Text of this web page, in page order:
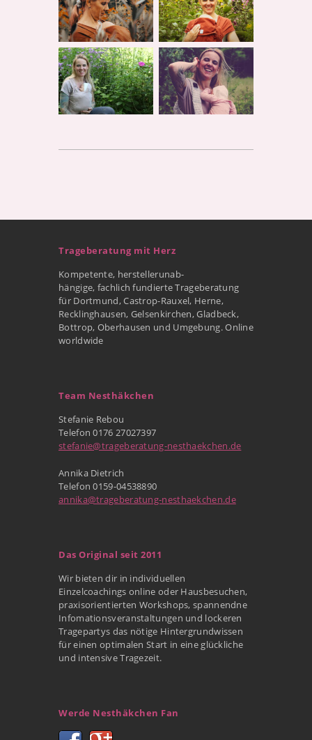
Trageberatung mit Herz
Kompetente, herstellerunab-
hängige, fachlich fundierte Trageberatung
für Dortmund, Castrop-Rauxel, Herne,
Recklinghausen, Gelsenkirchen, Gladbeck,
Bottrop, Oberhausen und Umgebung. Online
worldwide
Team Nesthäkchen
Stefanie Rebou
Telefon 0176 27027397
stefanie@trageberatung-nesthaekchen.de
Annika Dietrich
Telefon 0159-04538890
annika@trageberatung-nesthaekchen.de
Das Original seit 2011
Wir bieten dir in individuellen
Einzelcoachings online oder Hausbesuchen,
praxisorientierten Workshops, spannendne
Infomationsveranstaltungen und lockeren
Tragepartys das nötige Hintergrundwissen
für einen optimalen Start in eine glückliche
und intensive Tragezeit.
Werde Nesthäkchen Fan